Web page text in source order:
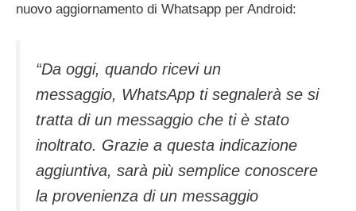
nuovo aggiornamento di Whatsapp per Android:
“Da oggi, quando ricevi un
messaggio, WhatsApp ti segnalerà se si
tratta di un messaggio che ti è stato
inoltrato. Grazie a questa indicazione
aggiuntiva, sarà più semplice conoscere
la provenienza di un messaggio